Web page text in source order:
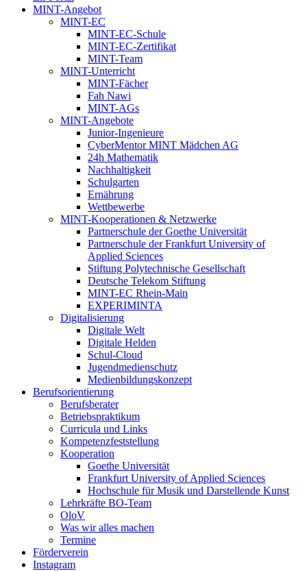
MINT-Angebot
MINT-EC
MINT-EC-Schule
MINT-EC-Zertifikat
MINT-Team
MINT-Unterricht
MINT-Fächer
Fah Nawi
MINT-AGs
MINT-Angebote
Junior-Ingenieure
CyberMentor MINT Mädchen AG
24h Mathematik
Nachhaltigkeit
Schulgarten
Ernährung
Wettbewerbe
MINT-Kooperationen & Netzwerke
Partnerschule der Goethe Universität
Partnerschule der Frankfurt University of
Applied Sciences
Stiftung Polytechnische Gesellschaft
Deutsche Telekom Stiftung
MINT-EC Rhein-Main
EXPERIMINTA
Digitalisierung
Digitale Welt
Digitale Helden
Schul-Cloud
Jugendmedienschutz
Medienbildungskonzept
Berufsorientierung
Berufsberater
Betriebspraktikum
Curricula und Links
Kompetenzfeststellung
Kooperation
Goethe Universität
Frankfurt University of Applied Sciences
Hochschule für Musik und Darstellende Kunst
Lehrkräfte BO-Team
OloV
Was wir alles machen
Termine
Förderverein
Instagram